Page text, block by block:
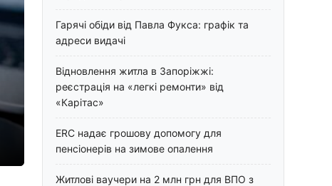
Гарячі обіди від Павла Фукса: графік та
адреси видачі
Відновлення житла в Запоріжжі:
реєстрація на «легкі ремонти» від
«Карітас»
ERC надає грошову допомогу для
пенсіонерів на зимове опалення
Житлові ваучери на 2 млн грн для ВПО з